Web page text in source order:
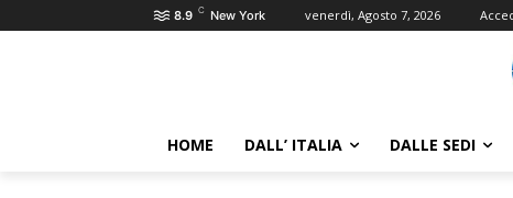
8.9 C New York venerdì, Agosto 7, 2026
HOME DALL’ ITALIA DALLE SEDI